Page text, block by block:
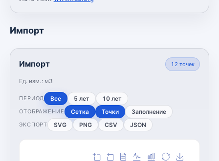
Импорт
Импорт
Ед. изм.: м3
12 точек
ПЕРИОД Все 5 лет 10 лет
ОТОБРАЖЕНИЕ Сетка Точки Заполнение
ЭКСПОРТ SVG PNG CSV JSON